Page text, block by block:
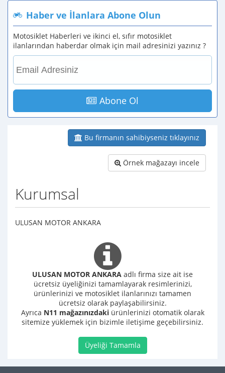
Haber ve İlanlara Abone Olun
Motosiklet Haberleri ve ikinci el, sıfır motosiklet
ilanlarından haberdar olmak için mail adresinizi yazınız ?
Abone Ol
Bu firmanın sahibiyseniz tıklayınız
Örnek mağazayı incele
Kurumsal
ULUSAN MOTOR ANKARA
ULUSAN MOTOR ANKARA adlı firma size ait ise
ücretsiz üyeliğinizi tamamlayarak resimlerinizi,
ürünlerinizi ve motosiklet ilanlarınızı tamamen
ücretsiz olarak paylaşabilirsiniz.
Ayrıca N11 mağazınızdakiürünlerinizi otomatik olarak
sitemize yüklemek için bizimle iletişime geçebilirsiniz.
Üyeliği Tamamla